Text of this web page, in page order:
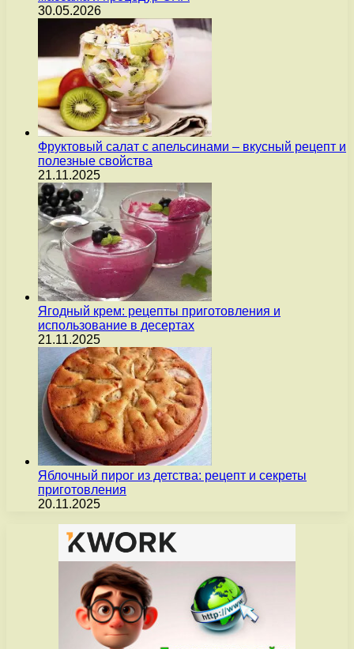
30.05.2026
Фруктовый салат с апельсинами – вкусный рецепт и
полезные свойства
21.11.2025
Ягодный крем: рецепты приготовления и
использование в десертах
21.11.2025
Яблочный пирог из детства: рецепт и секреты
приготовления
20.11.2025